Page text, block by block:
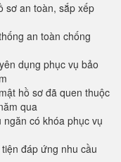
sơ an toàn, sắp xếp
an toàn chống
dụng phục vụ bảo
hồ sơ đã quen thuộc
qua
ngăn có khóa phục vụ
đáp ứng nhu cầu